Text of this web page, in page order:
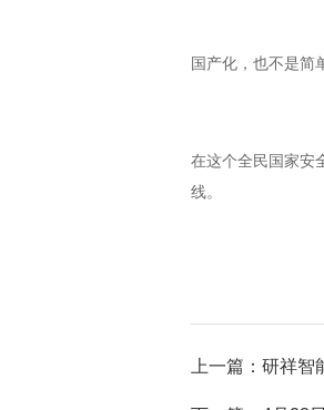
国产化，也不是简
在这个全民国家安
线。
上一篇：研祥